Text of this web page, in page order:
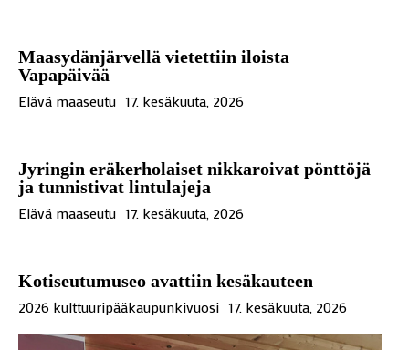
Maasydänjärvellä vietettiin iloista
Vapapäivää
Elävä maaseutu 17. kesäkuuta, 2026
Jyringin eräkerholaiset nikkaroivat pönttöjä
ja tunnistivat lintulajeja
Elävä maaseutu 17. kesäkuuta, 2026
Kotiseutumuseo avattiin kesäkauteen
2026 kulttuuripääkaupunkivuosi 17. kesäkuuta, 2026